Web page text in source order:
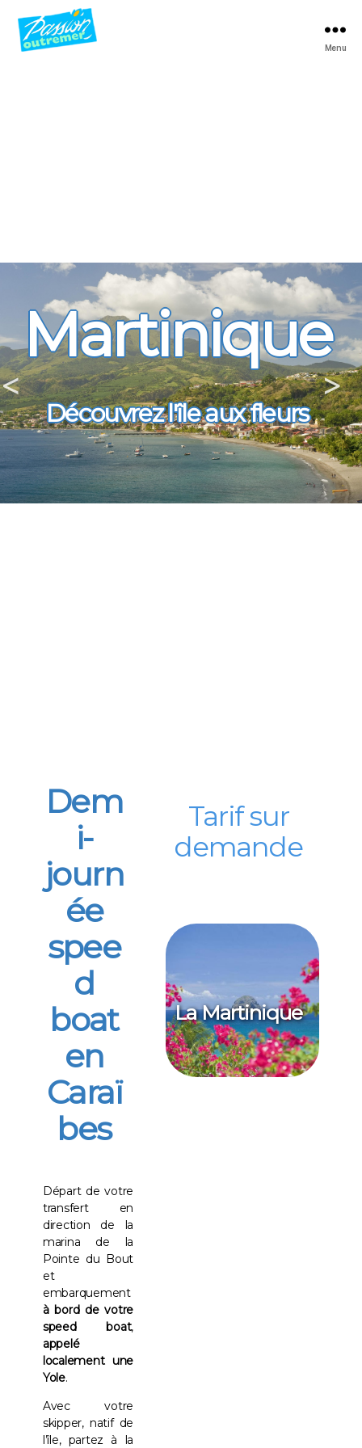
Menu
>
<
Martinique
Découvrez l'île aux fleurs
Dem
i-
journ
ée
spee
d
boat
en
Caraï
bes
Départ de votre
transfert en
direction de la
marina de la
Pointe du Bout
et
embarquement
à bord de votre
speed boat,
appelé
localement une
Yole.
Avec votre
skipper, natif de
l’île, partez à la
Tarif sur
demande
La Martinique